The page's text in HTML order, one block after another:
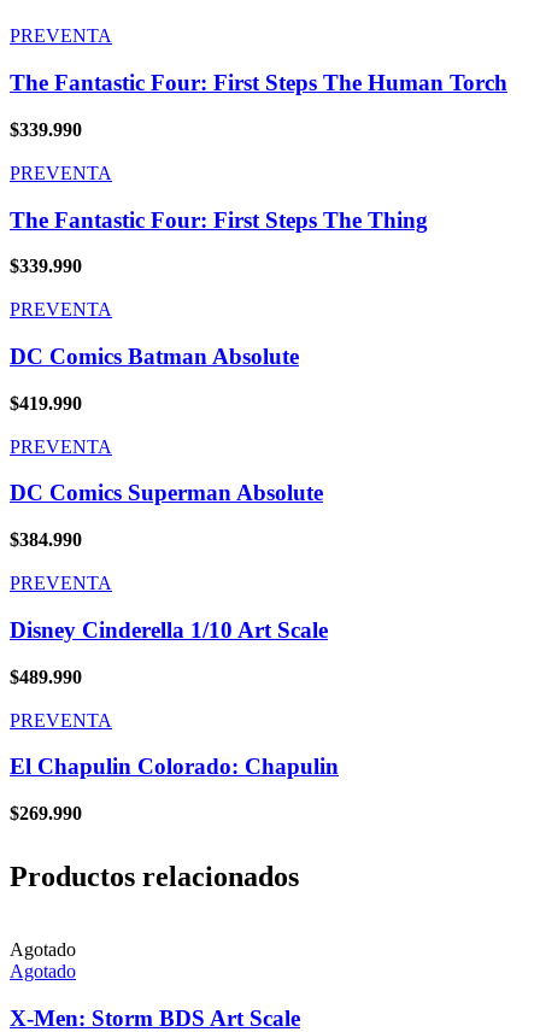
PREVENTA
The Fantastic Four: First Steps The Human Torch
$339.990
PREVENTA
The Fantastic Four: First Steps The Thing
$339.990
PREVENTA
DC Comics Batman Absolute
$419.990
PREVENTA
DC Comics Superman Absolute
$384.990
PREVENTA
Disney Cinderella 1/10 Art Scale
$489.990
PREVENTA
El Chapulin Colorado: Chapulin
$269.990
Productos relacionados
Agotado
Agotado
X-Men: Storm BDS Art Scale